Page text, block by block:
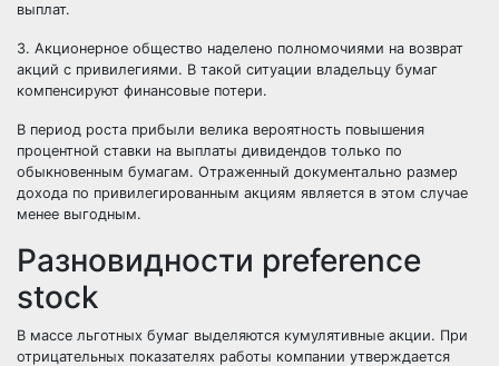
выплат.
3. Акционерное общество наделено полномочиями на возврат
акций с привилегиями. В такой ситуации владельцу бумаг
компенсируют финансовые потери.
В период роста прибыли велика вероятность повышения
процентной ставки на выплаты дивидендов только по
обыкновенным бумагам. Отраженный документально размер
дохода по привилегированным акциям является в этом случае
менее выгодным.
Разновидности preference
stock
В массе льготных бумаг выделяются кумулятивные акции. При
отрицательных показателях работы компании утверждается